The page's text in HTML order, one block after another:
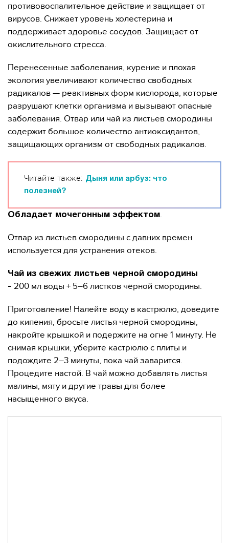
противовоспалительное действие и защищает от
вирусов. Снижает уровень холестерина и
поддерживает здоровье сосудов. Защищает от
окислительного стресса.
Перенесенные заболевания, курение и плохая
экология увеличивают количество свободных
радикалов — реактивных форм кислорода, которые
разрушают клетки организма и вызывают опасные
заболевания. Отвар или чай из листьев смородины
содержит большое количество антиоксидантов,
защищающих организм от свободных радикалов.
Читайте также: Дыня или арбуз: что
полезней?
Обладает мочегонным эффектом.
Отвар из листьев смородины с давних времен
используется для устранения отеков.
Чай из свежих листьев черной смородины
- 200 мл воды + 5–6 листков чёрной смородины.
Приготовление! Налейте воду в кастрюлю, доведите
до кипения, бросьте листья черной смородины,
накройте крышкой и подержите на огне 1 минуту. Не
снимая крышки, уберите кастрюлю с плиты и
подождите 2–3 минуты, пока чай заварится.
Процедите настой. В чай можно добавлять листья
малины, мяту и другие травы для более
насыщенного вкуса.